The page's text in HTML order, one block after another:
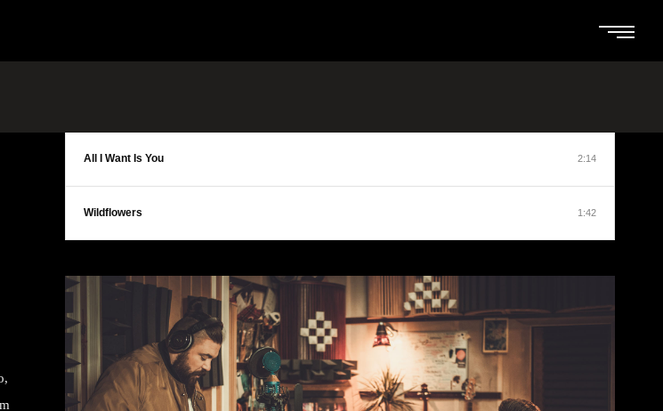
All I Want Is You 2:14
Wildflowers 1:42